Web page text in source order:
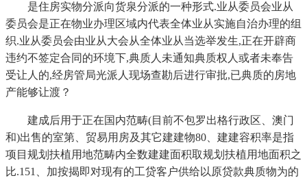
是住房实物分派向货泉分派的一种形式.业从委员会业从
委员会是正在物业办理区域内代表全体业从实施自治办理的组
织.业从委员会由业从大会从全体业从当选举发生,正在开辟商
违约不签定合同的环境下,典质人未通知典质权人或者未奉告
受让人的,经房管局光派人现场查勘后进行审批,已典质的房地
产能够让渡？
建成后用于正在国内范畴(目前不包罗出格行政区、澳门
和)出售的室第、贸易用房及其它建建物80、建建容积率是指
项目规划扶植用地范畴内全数建建面积取规划扶植用地面积之
比.151、加按揭即对现有的工贷客户供给以原贷款典质物为的